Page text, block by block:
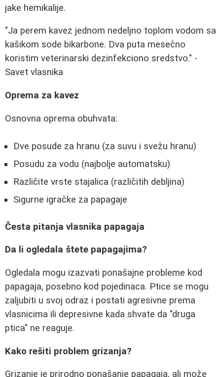
jake hemikalije.
"Ja perem kavez jednom nedeljno toplom vodom sa
kašikom sode bikarbone. Dva puta mesečno
koristim veterinarski dezinfekciono sredstvo." -
Savet vlasnika
Oprema za kavez
Osnovna oprema obuhvata:
Dve posude za hranu (za suvu i svežu hranu)
Posudu za vodu (najbolje automatsku)
Različite vrste stajalica (različitih debljina)
Sigurne igračke za papagaje
Česta pitanja vlasnika papagaja
Da li ogledala štete papagajima?
Ogledala mogu izazvati ponašajne probleme kod
papagaja, posebno kod pojedinaca. Ptice se mogu
zaljubiti u svoj odraz i postati agresivne prema
vlasnicima ili depresivne kada shvate da "druga
ptica" ne reaguje.
Kako rešiti problem grizanja?
Grizanje je prirodno ponašanje papagaja, ali može